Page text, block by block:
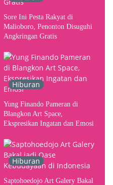
Sore Ini Pesta Rakyat di
Malioboro, Penonton Disuguhi
Angkringan Gratis
Hiburan
Yung Finando Pameran di
Blangkon Art Space,
Ekspresikan Ingatan dan Emosi
Hiburan
Saptohoedojo Art Galery Bakal